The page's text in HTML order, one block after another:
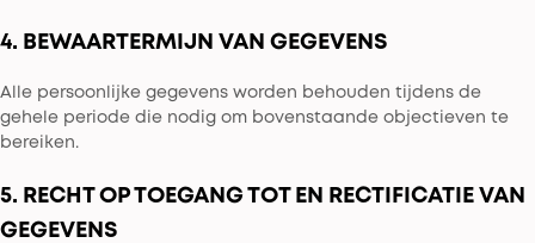
4. BEWAARTERMIJN VAN GEGEVENS
Alle persoonlijke gegevens worden behouden tijdens de
gehele periode die nodig om bovenstaande objectieven te
bereiken.
5. RECHT OP TOEGANG TOT EN RECTIFICATIE VAN
GEGEVENS